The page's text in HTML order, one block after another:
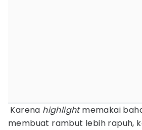
Karena highlightmemakai
membuat rambut lebih rapuh,